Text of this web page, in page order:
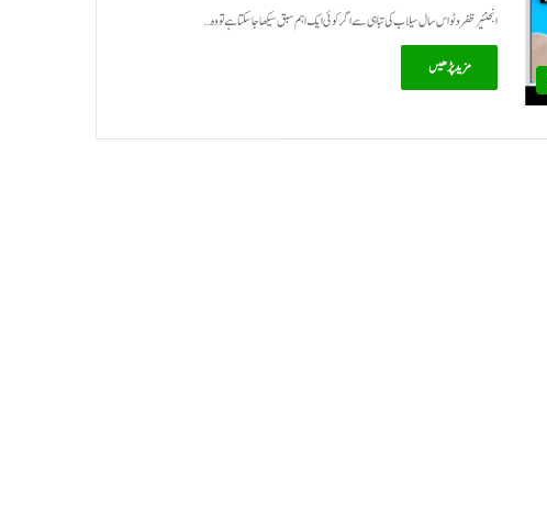
انجنئیر ظفر وٹو اس سال سیلاب کی تباہی سے اگر کوئی ایک اہم سبق سیکھا جا سکتا ہے تو وہ…
مزید پڑھیں